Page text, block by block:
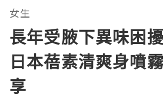
女生
長年受腋下異味困
日本蓓素清爽身噴
享